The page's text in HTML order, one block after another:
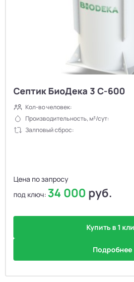
Септик БиоДека 3 C-600
Кол-во человек:
Производительность, м³/сут:
Залповый сброс:
Цена по запросу
под ключ: 34 000 руб.
Купить в 1
Подробнее